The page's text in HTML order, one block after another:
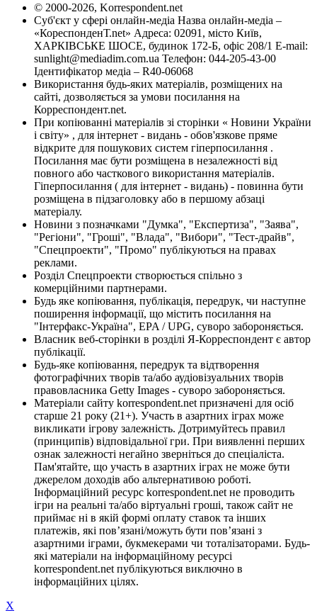
© 2000-2026, Korrespondent.net
Суб'єкт у сфері онлайн-медіа Назва онлайн-медіа –
«КореспонденТ.net» Адреса: 02091, місто Київ,
ХАРКІВСЬКЕ ШОСЕ, будинок 172-Б, офіс 208/1 E-mail:
sunlight@mediadim.com.ua Телефон: 044-205-43-00
Ідентифікатор медіа – R40-06068
Використання будь-яких матеріалів, розміщених на
сайті, дозволяється за умови посилання на
Корреспондент.net.
При копіюванні матеріалів зі сторінки « Новини України
і світу» , для інтернет - видань - обов'язкове пряме
відкрите для пошукових систем гіперпосилання .
Посилання має бути розміщена в незалежності від
повного або часткового використання матеріалів.
Гіперпосилання ( для інтернет - видань) - повинна бути
розміщена в підзаголовку або в першому абзаці
матеріалу.
Новини з позначками "Думка", "Експертиза", "Заява",
"Регіони", "Гроші", "Влада", "Вибори", "Тест-драйв",
"Спецпроекти", "Промо" публікуються на правах
реклами.
Розділ Спецпроекти створюється спільно з
комерційними партнерами.
Будь яке копіювання, публікація, передрук, чи наступне
поширення інформації, що містить посилання на
"Інтерфакс-Україна", EPA / UPG, суворо забороняється.
Власник веб-сторінки в розділі Я-Корреспондент є автор
публікації.
Будь-яке копіювання, передрук та відтворення
фотографічних творів та/або аудіовізуальних творів
правовласника Getty Images - суворо забороняється.
Матеріали сайту korrespondent.net призначені для осіб
старше 21 року (21+). Участь в азартних іграх може
викликати ігрову залежність. Дотримуйтесь правил
(принципів) відповідальної гри. При виявленні перших
ознак залежності негайно зверніться до спеціаліста.
Пам'ятайте, що участь в азартних іграх не може бути
джерелом доходів або альтернативою роботі.
Інформаційний ресурс korrespondent.net не проводить
ігри на реальні та/або віртуальні гроші, також сайт не
приймає ні в якій формі оплату ставок та інших
платежів, які пов’язані/можуть бути пов’язані з
азартними іграми, букмекерами чи тоталізаторами. Будь-
які матеріали на інформаційному ресурсі
korrespondent.net публікуються виключно в
інформаційних цілях.
X